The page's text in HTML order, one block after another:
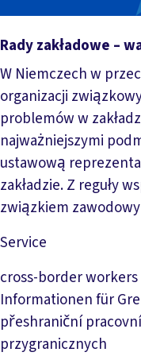
Ra­dy zakła­do­we –
W Niemczech w
organizacji
problemów w
najważniejszymi
ustawową
zakładzie. Z reguły
związkiem
Service
Mehr lesen
cross-border workers
Informationen für
přeshraniční
przygranicznych